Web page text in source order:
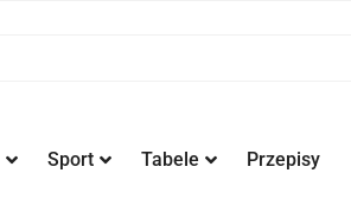
Sport Tabele Przepisy